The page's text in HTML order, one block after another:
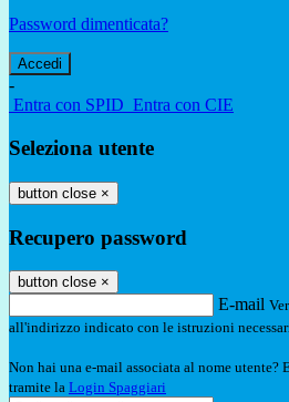
Password dimenticata?
-
Entra con SPID Entra con CIE
Seleziona utente
button close ×
Recupero password
button close ×
E-mail
all'indirizzo indicato con le istruzioni
Non hai una e-mail associata al nome utente?
tramite la Login Spaggiari